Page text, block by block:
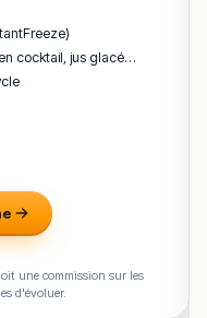
cocktail, jus glacé…
une commission sur les
d'évoluer.